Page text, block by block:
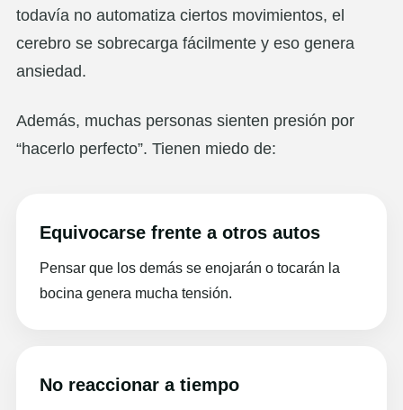
todavía no automatiza ciertos movimientos, el
cerebro se sobrecarga fácilmente y eso genera
ansiedad.
Además, muchas personas sienten presión por
“hacerlo perfecto”. Tienen miedo de:
Equivocarse frente a otros autos
Pensar que los demás se enojarán o tocarán la
bocina genera mucha tensión.
No reaccionar a tiempo